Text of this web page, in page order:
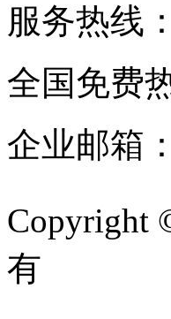
服务热线
全国免费
企业邮箱
Copyright
有